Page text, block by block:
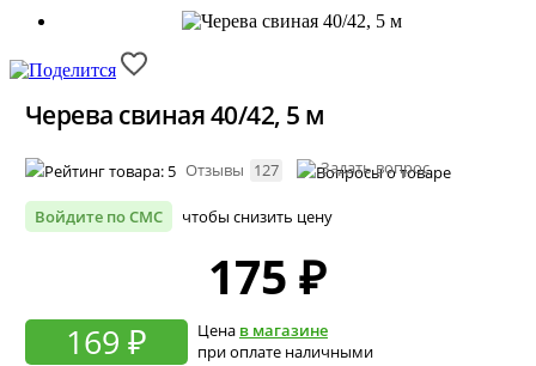
Черева свиная 40/42, 5 м
Отзывы 127 Задать вопрос
Войдите по СМС чтобы снизить цену
175₽
169 ₽ Цена в магазине
при оплате наличными